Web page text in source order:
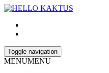
Skip
content
Open
HELLO KAKTUS
Toggle navigation
MENUMENU